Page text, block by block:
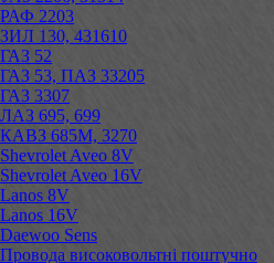
РАФ 2203
ЗИЛ 130, 431610
ГАЗ 52
ГАЗ 53, ПАЗ 33205
ГАЗ 3307
ЛАЗ 695, 699
КАВЗ 685М, 3270
Shevrolet Aveo 8V
Shevrolet Aveo 16V
Lanos 8V
Lanos 16V
Daewoo Sens
Провода високовольтні поштучно